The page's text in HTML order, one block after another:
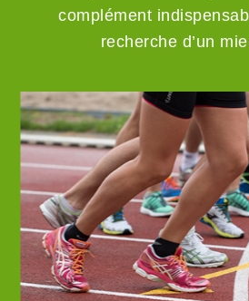
complément
recherche d’un